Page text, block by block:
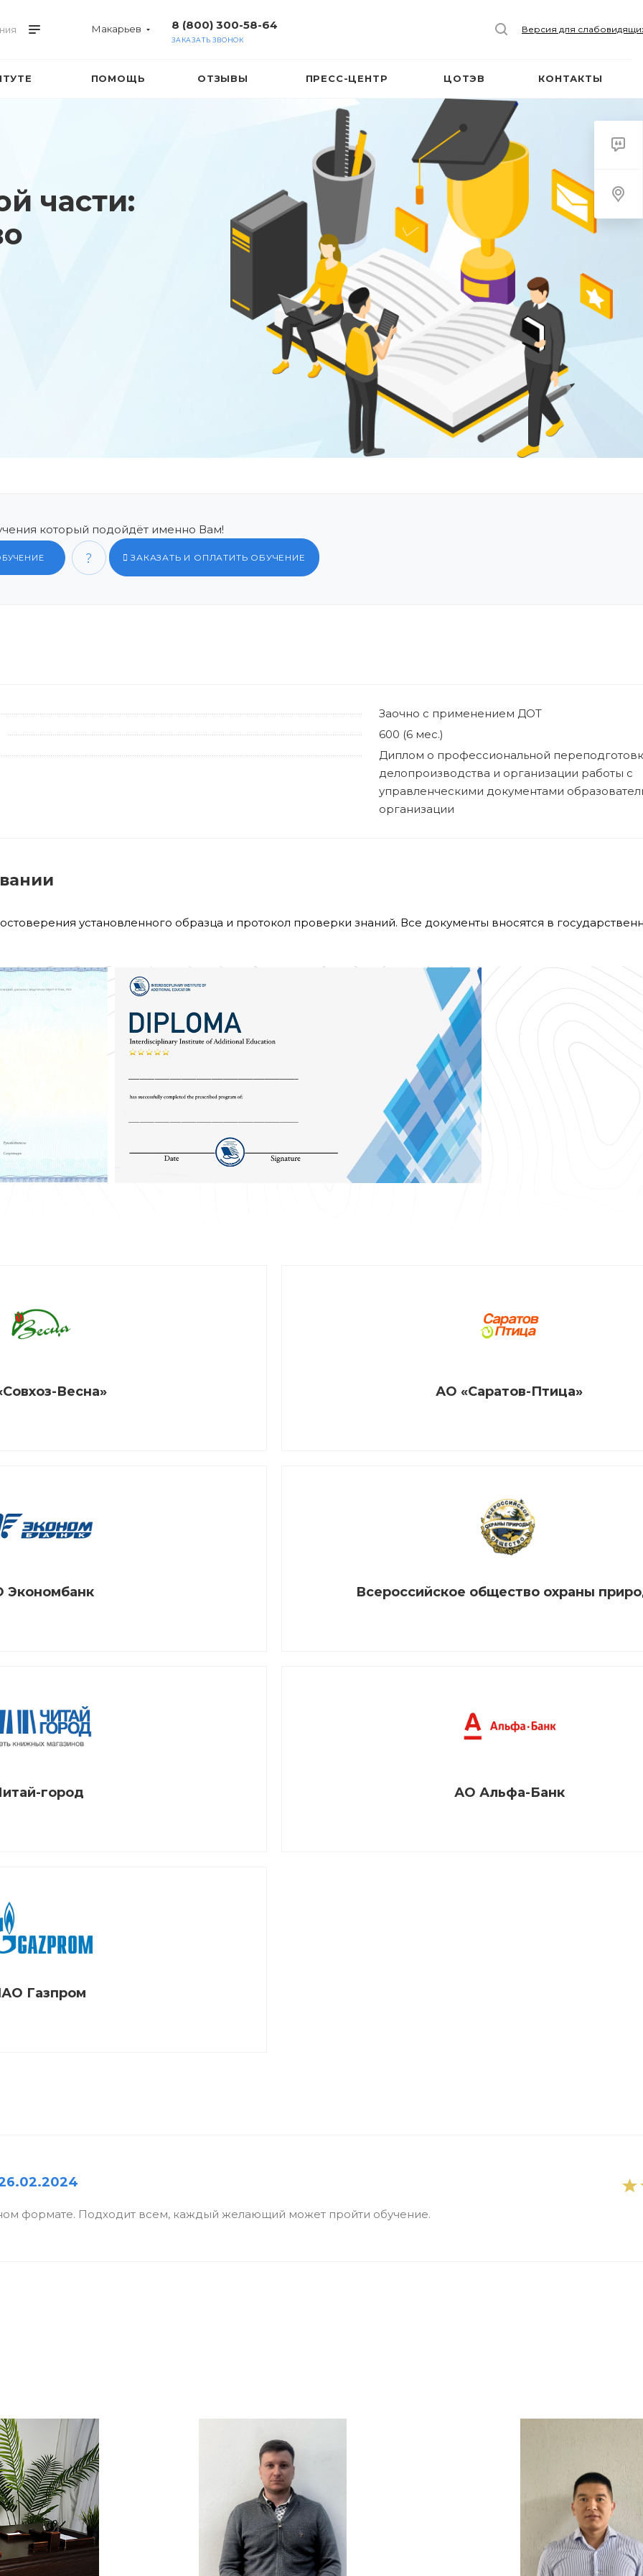
Макарьев 8 (800) 300-58-64
ЗАКАЗАТЬ ЗВОНОК
Версия для
ПОМОЩЬ ОТЗЫВЫ ПРЕСС-ЦЕНТР ЦОТЭВ КОНТАКТЫ
части:
который подойдёт именно Вам!
ЗАКАЗАТЬ И ОПЛАТИТЬ ОБУЧЕНИЕ
Заочно с применением ДОТ
600 (6 мес.)
Диплом о профессиональной
делопроизводства и организации работы с
управленческими документами
организации
установленного образца и протокол проверки знаний. Все документы вносятся в
Весна» АО «Саратов-Птица»
Экономбанк Всероссийское общество охраны
город АО Альфа-Банк
Газпром
формате. Подходит всем, каждый желающий может пройти обучение.